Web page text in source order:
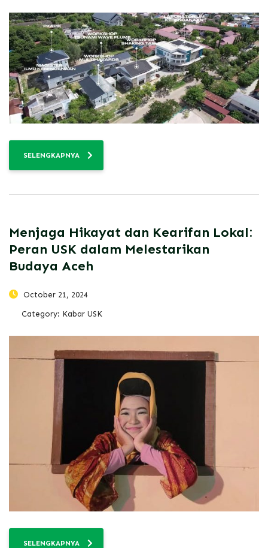
SELENGKAPNYA
Menjaga Hikayat dan Kearifan Lokal:
Peran USK dalam Melestarikan
Budaya Aceh
October 21, 2024
Category: Kabar USK
SELENGKAPNYA